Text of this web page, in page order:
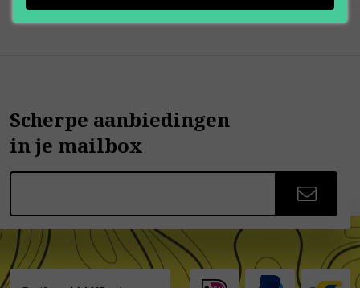
Scherpe aanbiedingen
in je mailbox